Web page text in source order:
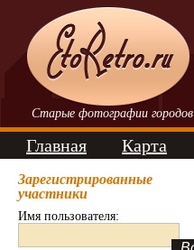
Старые фотографии городов
Главная Карта
Зарегистрированные
участники
Имя пользователя: